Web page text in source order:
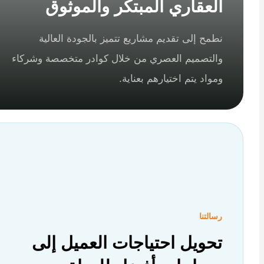
العقاري المبتكر والموثوق
نطمح إلى تقديم مشاريع تتميز بالجودة العالية
والتصميم العصري من خلال كوادر متخصصة وشركاء
ومواد يتم اختيارهم بعناية.
تحويل احتياجات العميل إلى